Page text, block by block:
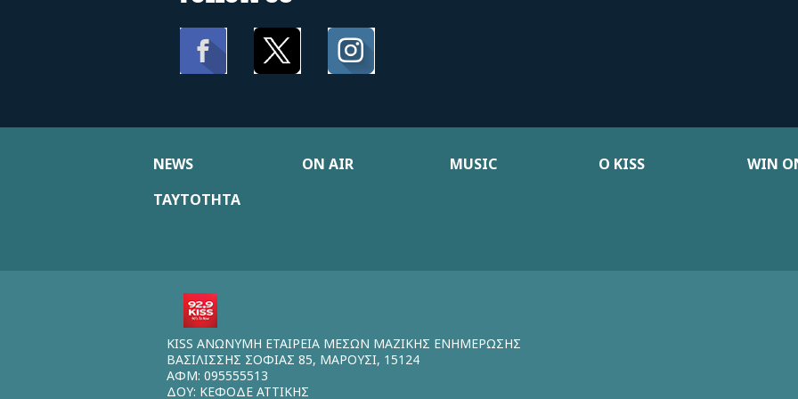
NEWS ON AIR MUSIC Ο KISS WIN
ΤΑΥΤΟΤΗΤΑ
KISS ΑΝΩΝΥΜΗ ΕΤΑΙΡΕΙΑ ΜΕΣΩΝ ΜΑΖΙΚΗΣ ΕΝΗΜΕΡΩΣΗΣ
ΒΑΣΙΛΙΣΣΗΣ ΣΟΦΙΑΣ 85, ΜΑΡΟΥΣΙ, 15124
ΑΦΜ: 095555513
ΔΟΥ: ΚΕΦΟΔΕ ΑΤΤΙΚΗΣ